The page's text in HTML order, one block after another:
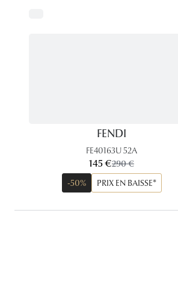
FENDI
FE40163U 52A
maintenant:
145 €ancien prix:
290 €
-50%
PRIX EN BAISSE*